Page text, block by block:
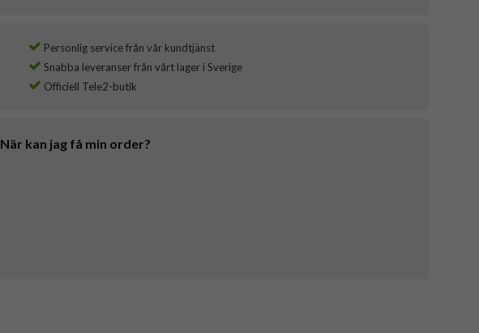
Personlig service från vår kundtjänst
Snabba leveranser från vårt lager i Sverige
Officiell Tele2-butik
När kan jag få min order?